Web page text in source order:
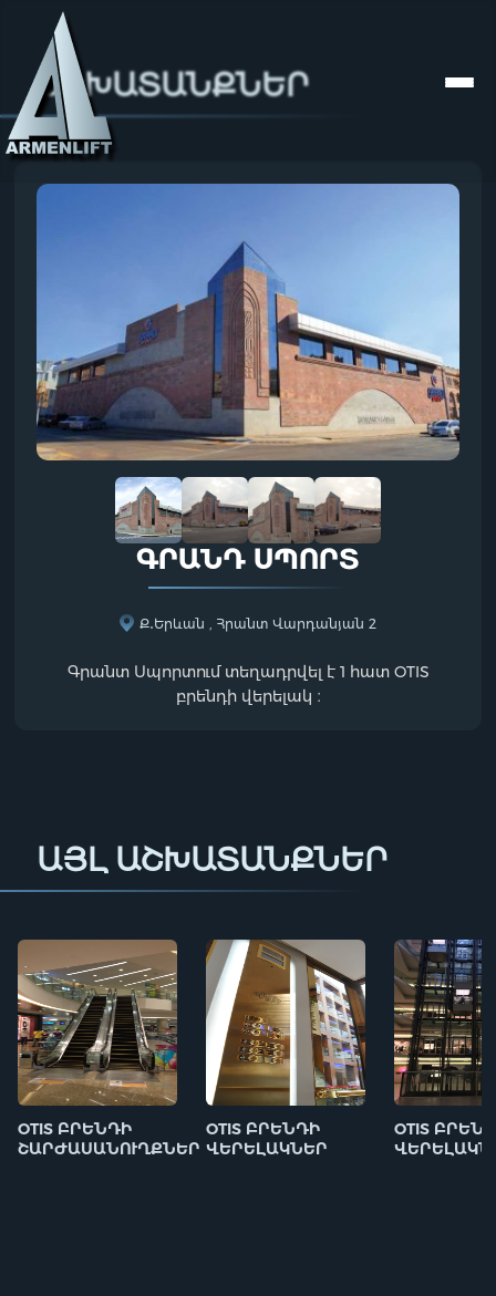
ԱՇԽԱՏԱՆՔՆԵՐ
ԳՐԱՆԴ ՍՊՈՐՏ
Ք․Երևան , Հրանտ Վարդանյան 2
Գրանտ Սպորտում տեղադրվել է 1 հատ OTIS
բրենդի վերելակ ։
ԱՅԼ ԱՇԽԱՏԱՆՔՆԵՐ
OTIS ԲՐԵՆԴԻ
ՇԱՐԺԱՍԱՆՈՒՂՔՆԵՐ
OTIS ԲՐԵՆԴԻ
ՎԵՐԵԼԱԿՆԵՐ
OTIS